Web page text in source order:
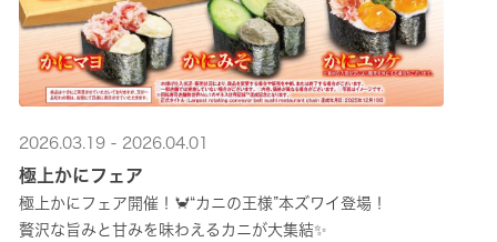
2026.03.19 - 2026.04.01
極上かにフェア
極上かにフェア開催！🦀“カニの王様”本ズワイ登場！
贅沢な旨みと甘みを味わえるカニが大集結✨